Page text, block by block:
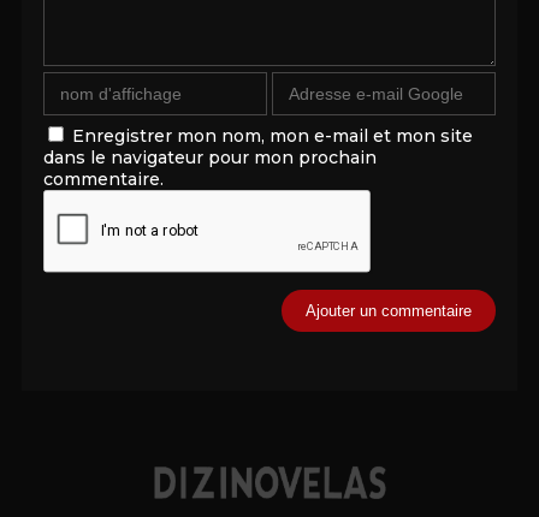
Enregistrer mon nom, mon e-mail et mon site
dans le navigateur pour mon prochain
commentaire.